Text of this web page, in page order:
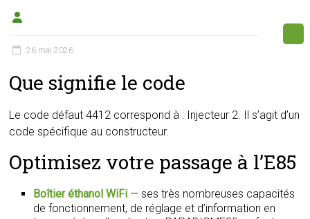
boîtier
26 mai 2026
Que signifie le code
Le code défaut 4412 correspond à : Injecteur 2. Il s’agit d’un
code spécifique au constructeur.
Optimisez votre passage à l’E85
Boîtier éthanol WiFi — ses très nombreuses capacités
de fonctionnement, de réglage et d’information en